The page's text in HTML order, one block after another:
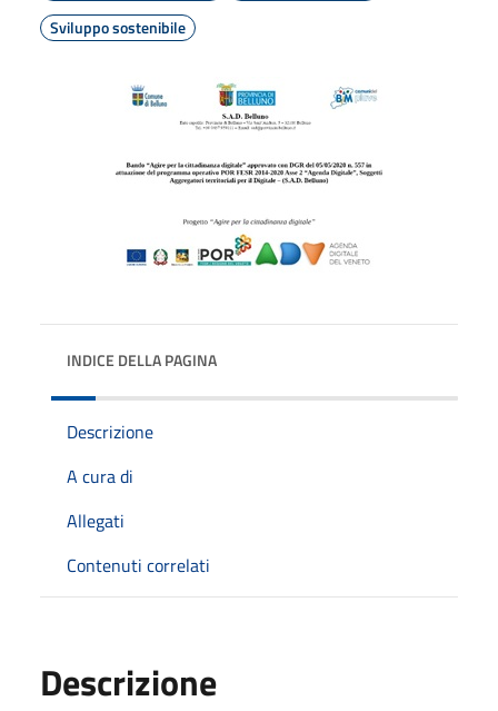
Sviluppo sostenibile
INDICE DELLA PAGINA
Descrizione
A cura di
Allegati
Contenuti correlati
Descrizione